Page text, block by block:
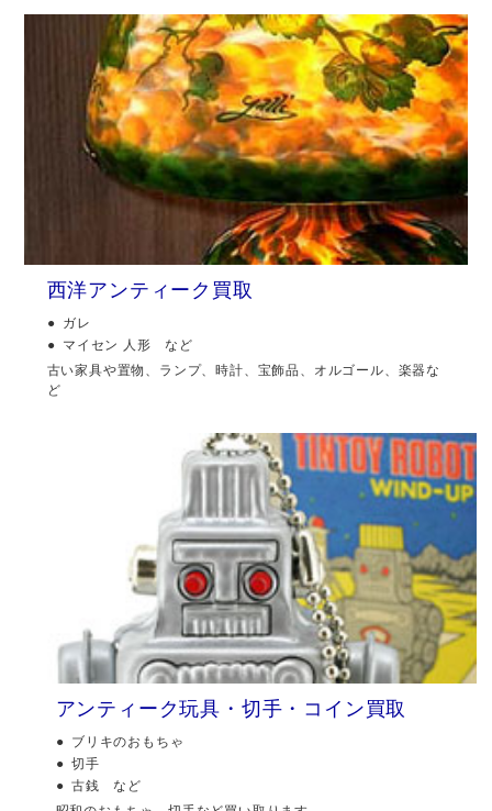
西洋アンティーク買取
ガレ
マイセン 人形 など
古い家具や置物、ランプ、時計、宝飾品、オルゴール、楽器な
ど
アンティーク玩具・切手・コイン買取
ブリキのおもちゃ
切手
古銭 など